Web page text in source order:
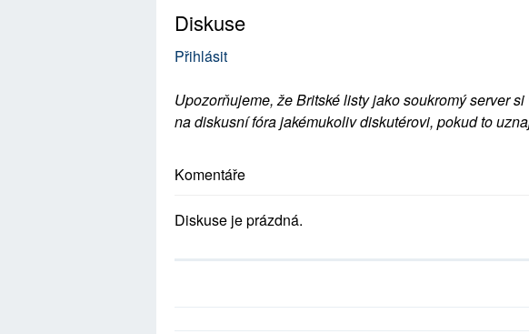
Diskuse
Přihlásit
Upozorňujeme, že Britské listy jako soukromý server
na diskusní fóra jakémukoliv diskutérovi, pokud to
Komentáře
Diskuse je prázdná.